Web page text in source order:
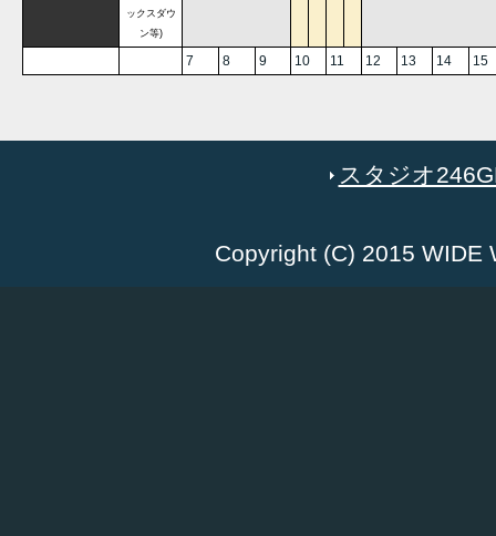
ックスダウ
ン等)
7 8 9 10 11 12 13 14 15
スタジオ
Copyright (C) 2015 WIDE